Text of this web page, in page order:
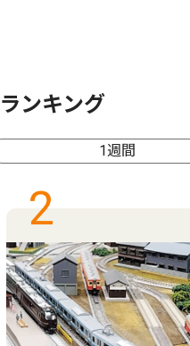
ンキング
1週間
2